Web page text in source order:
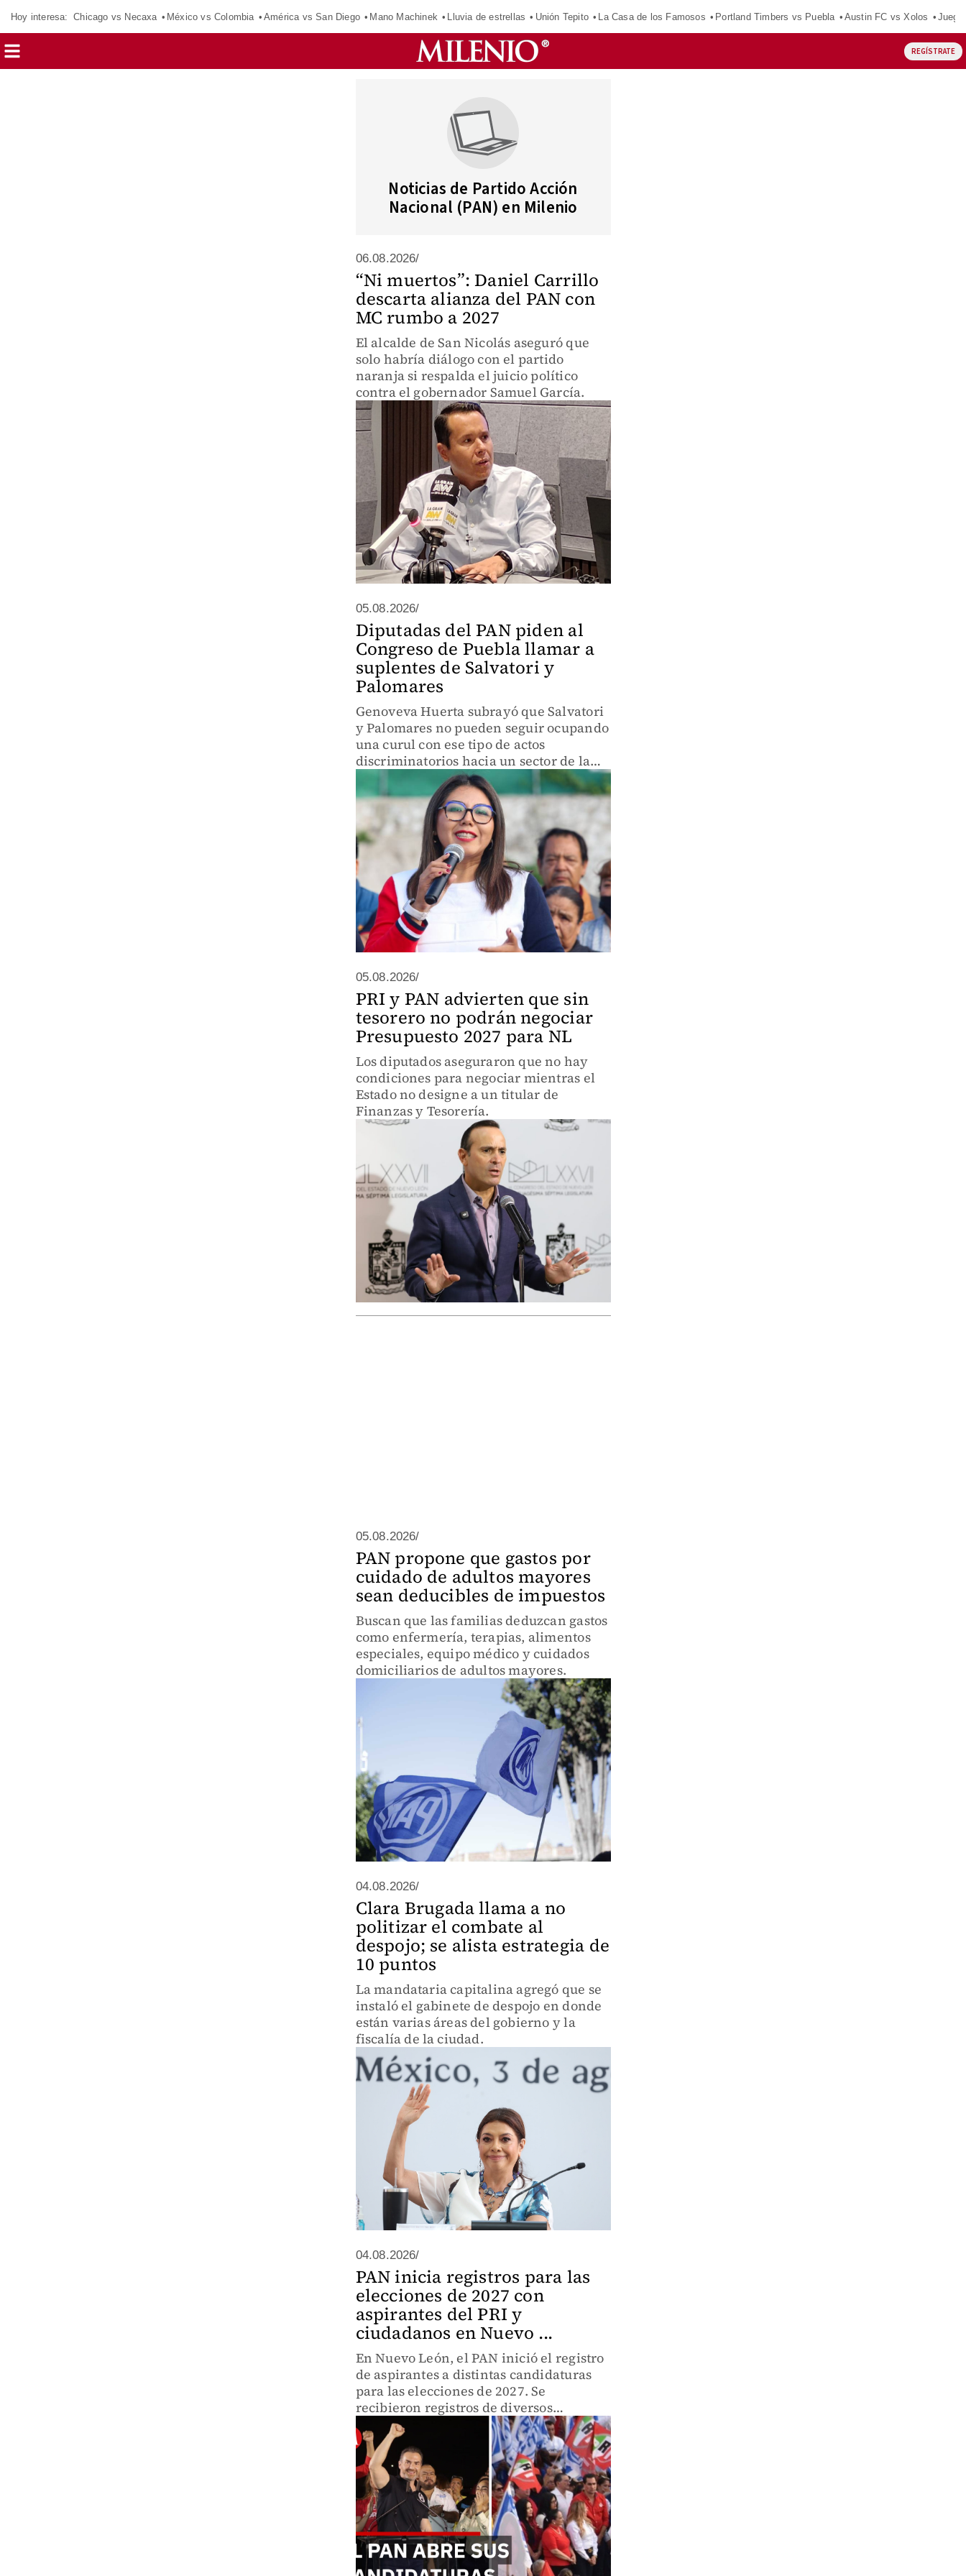
Hoy interesa: Chicago vs Necaxa México vs Colombia América vs San Diego Mano Machinek Lluvia de estrellas Unión Tepito La Casa de los Famosos Portland Timbers vs Puebla Austin FC vs Xolos
REGÍSTRATE
Noticias de Partido Acción
Nacional (PAN) en Milenio
06.08.2026/
“Ni muertos”: Daniel Carrillo
descarta alianza del PAN con
MC rumbo a 2027
El alcalde de San Nicolás aseguró que
solo habría diálogo con el partido
naranja si respalda el juicio político
contra el gobernador Samuel García.
05.08.2026/
Diputadas del PAN piden al
Congreso de Puebla llamar a
suplentes de Salvatori y
Palomares
Genoveva Huerta subrayó que Salvatori
y Palomares no pueden seguir ocupando
una curul con ese tipo de actos
discriminatorios hacia un sector de la
población.
05.08.2026/
PRI y PAN advierten que sin
tesorero no podrán negociar
Presupuesto 2027 para NL
Los diputados aseguraron que no hay
condiciones para negociar mientras el
Estado no designe a un titular de
Finanzas y Tesorería.
05.08.2026/
PAN propone que gastos por
cuidado de adultos mayores
sean deducibles de impuestos
Buscan que las familias deduzcan gastos
como enfermería, terapias, alimentos
especiales, equipo médico y cuidados
domiciliarios de adultos mayores.
04.08.2026/
Clara Brugada llama a no
politizar el combate al
despojo; se alista estrategia de
10 puntos
La mandataria capitalina agregó que se
instaló el gabinete de despojo en donde
están varias áreas del gobierno y la
fiscalía de la ciudad.
04.08.2026/
PAN inicia registros para las
elecciones de 2027 con
aspirantes del PRI y
ciudadanos en Nuevo ...
En Nuevo León, el PAN inició el registro
de aspirantes a distintas candidaturas
para las elecciones de 2027. Se
recibieron registros de diversos
aspirantes para alcaldías metropolitanas
y la gubernatura, incluyendo figuras
provenientes del PRI.